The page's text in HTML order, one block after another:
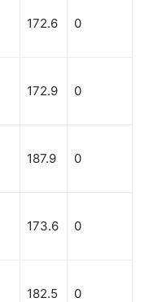
172.6 0
172.9 0
187.9 0
173.6 0
182.5 0